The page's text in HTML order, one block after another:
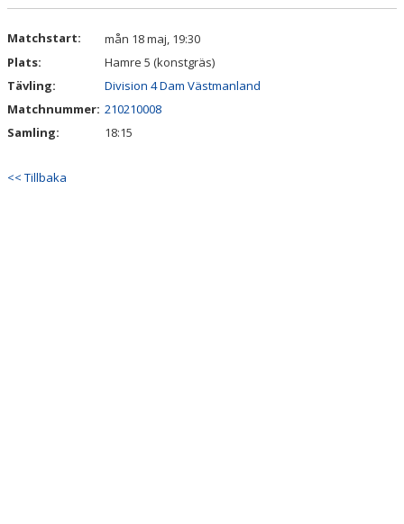
Matchstart:
mån 18 maj, 19:30
Plats:
Hamre 5 (konstgräs)
Tävling:
Division 4 Dam Västmanland
Matchnummer: 210210008
Samling:
18:15
<< Tillbaka